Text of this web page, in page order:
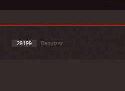
29199 Benutzer